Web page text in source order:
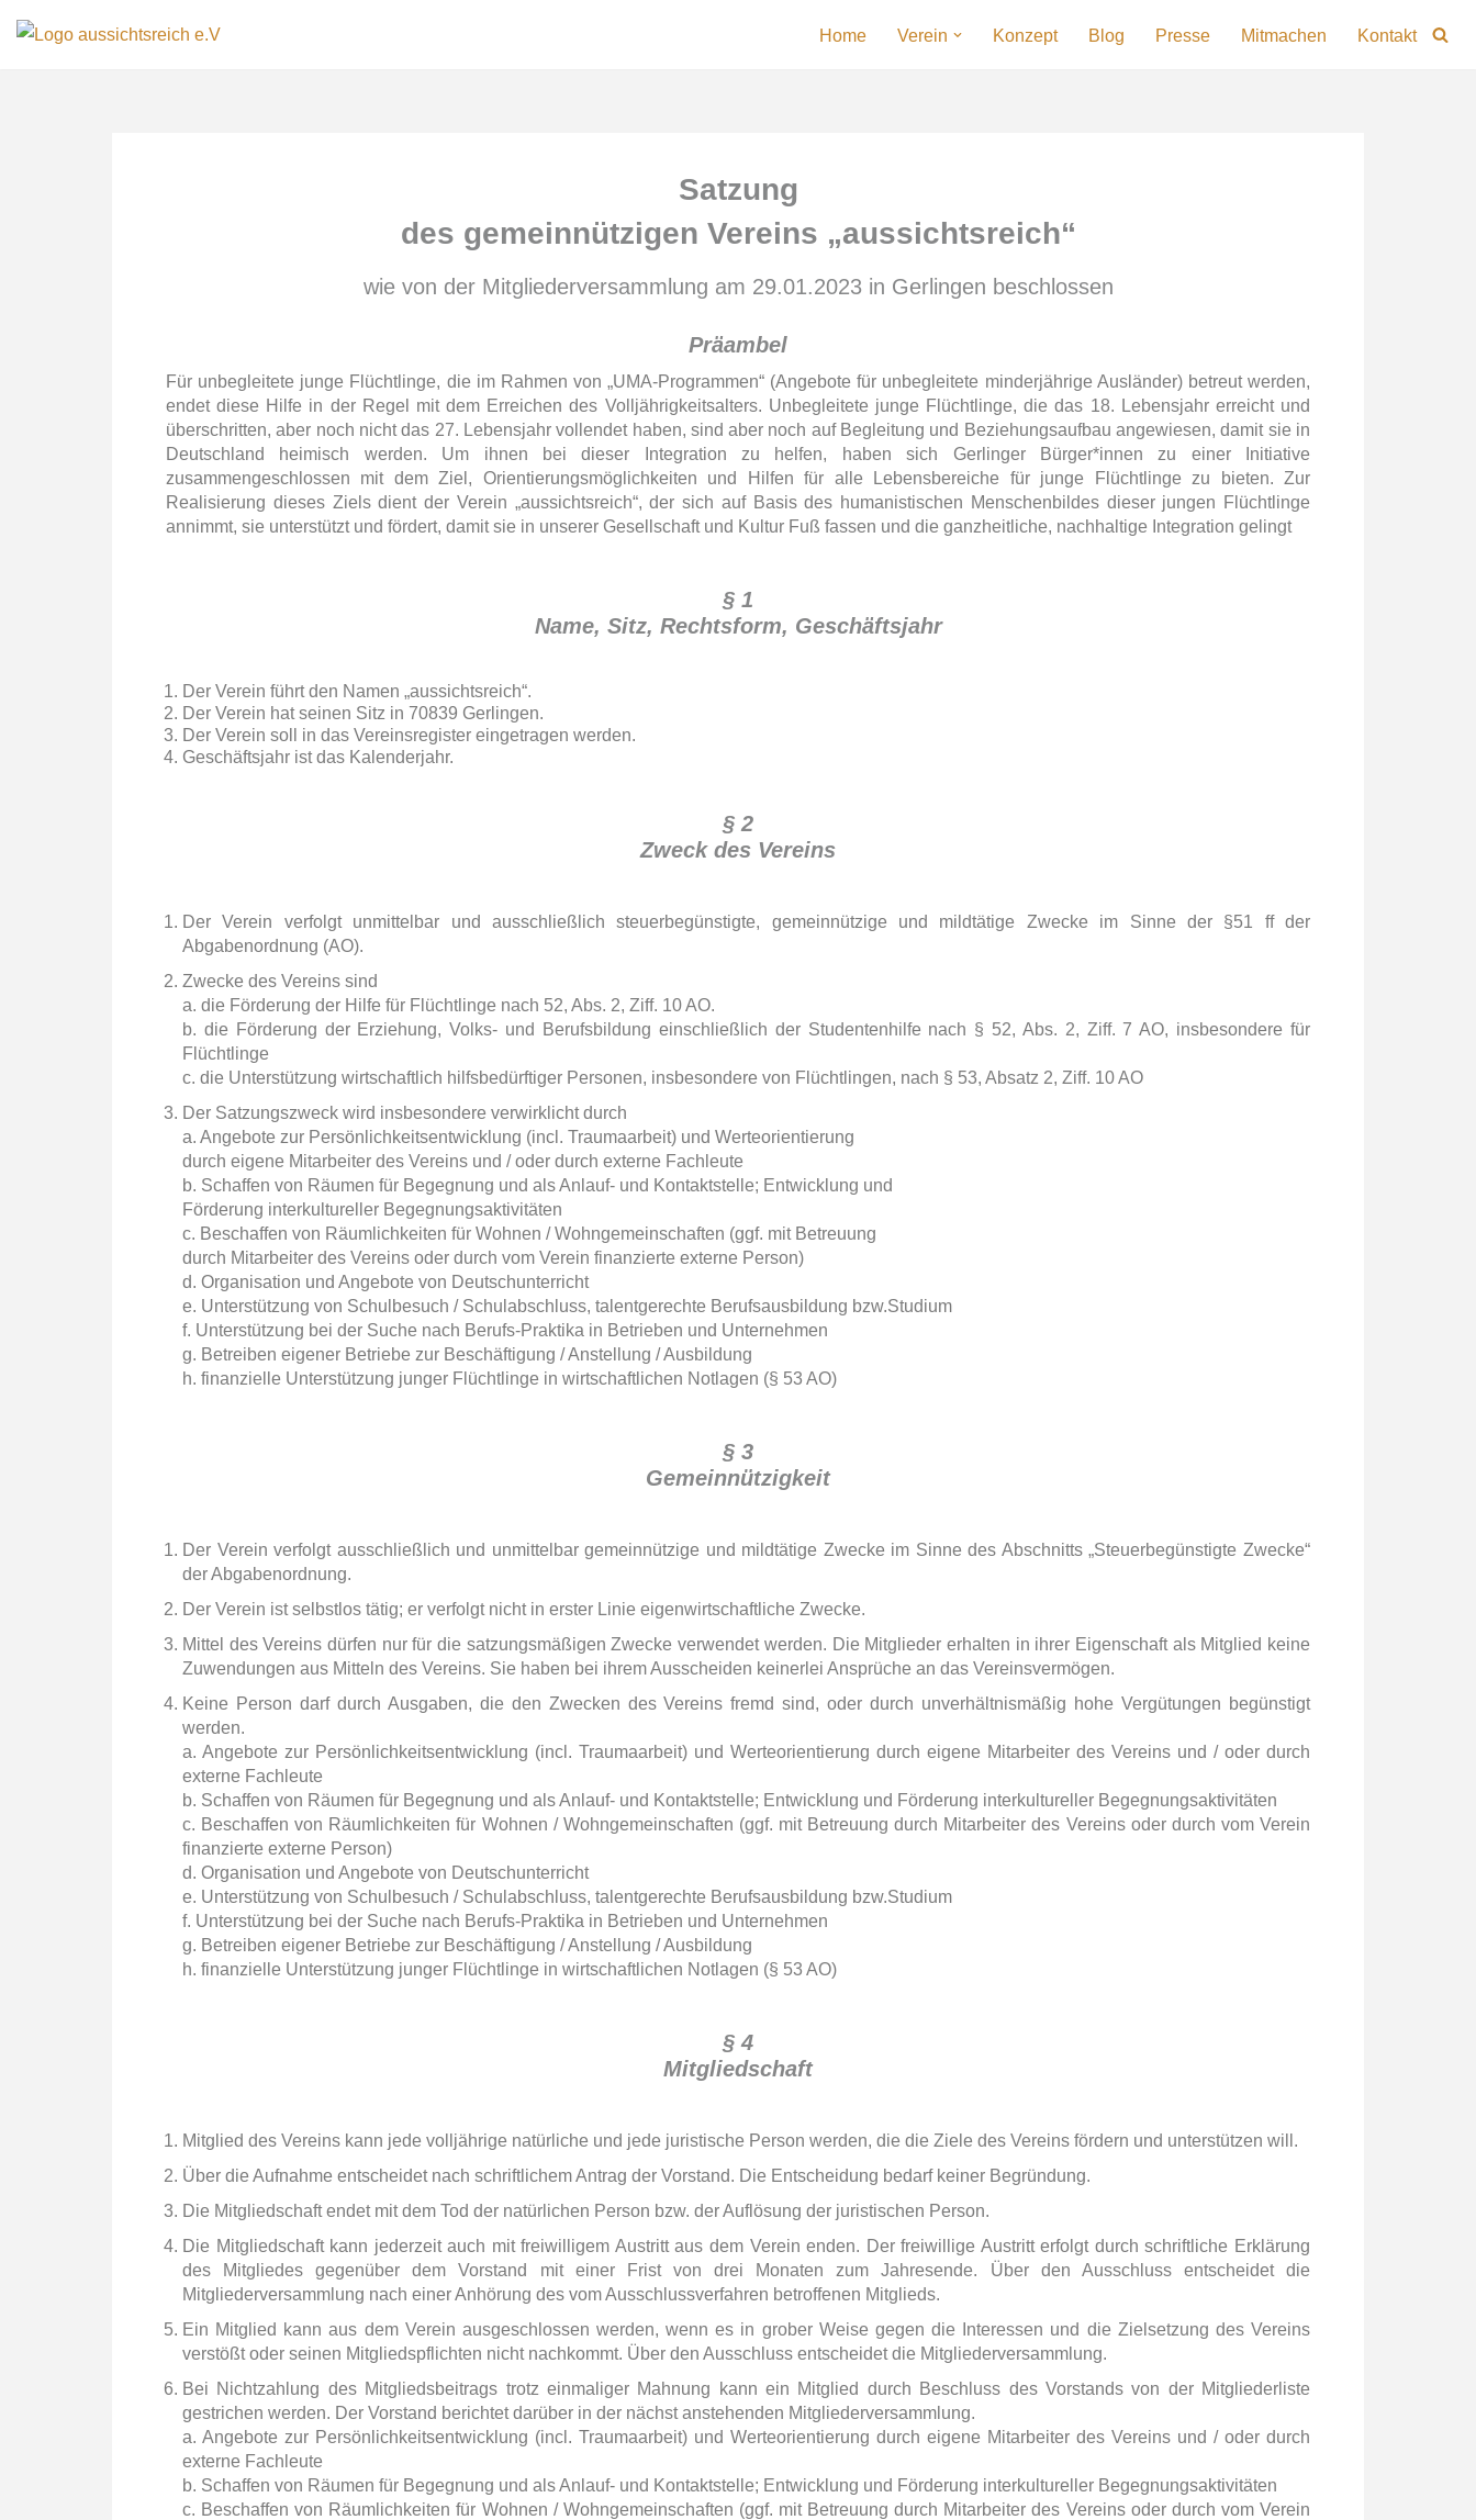
Home Verein Konzept Blog Presse Mitmachen Kontakt
Satzung
des gemeinnützigen Vereins „aussichtsreich“
wie von der Mitgliederversammlung am 29.01.2023 in Gerlingen beschlossen
Präambel
Für unbegleitete junge Flüchtlinge, die im Rahmen von „UMA-Programmen“ (Angebote für unbegleitete minderjährige Ausländer) betreut werden,
endet diese Hilfe in der Regel mit dem Erreichen des Volljährigkeitsalters. Unbegleitete junge Flüchtlinge, die das 18. Lebensjahr erreicht und
überschritten, aber noch nicht das 27. Lebensjahr vollendet haben, sind aber noch auf Begleitung und Beziehungsaufbau angewiesen, damit sie in
Deutschland heimisch werden. Um ihnen bei dieser Integration zu helfen, haben sich Gerlinger Bürger*innen zu einer Initiative
zusammengeschlossen mit dem Ziel, Orientierungsmöglichkeiten und Hilfen für alle Lebensbereiche für junge Flüchtlinge zu bieten. Zur
Realisierung dieses Ziels dient der Verein „aussichtsreich“, der sich auf Basis des humanistischen Menschenbildes dieser jungen Flüchtlinge
annimmt, sie unterstützt und fördert, damit sie in unserer Gesellschaft und Kultur Fuß fassen und die ganzheitliche, nachhaltige Integration gelingt
§ 1
Name, Sitz, Rechtsform, Geschäftsjahr
Der Verein führt den Namen „aussichtsreich“.
Der Verein hat seinen Sitz in 70839 Gerlingen.
Der Verein soll in das Vereinsregister eingetragen werden.
Geschäftsjahr ist das Kalenderjahr.
§ 2
Zweck des Vereins
Der Verein verfolgt unmittelbar und ausschließlich steuerbegünstigte, gemeinnützige und mildtätige Zwecke im Sinne der §51 ff der
Abgabenordnung (AO).
Zwecke des Vereins sind
a. die Förderung der Hilfe für Flüchtlinge nach 52, Abs. 2, Ziff. 10 AO.
b. die Förderung der Erziehung, Volks- und Berufsbildung einschließlich der Studentenhilfe nach § 52, Abs. 2, Ziff. 7 AO, insbesondere für
Flüchtlinge
c. die Unterstützung wirtschaftlich hilfsbedürftiger Personen, insbesondere von Flüchtlingen, nach § 53, Absatz 2, Ziff. 10 AO
Der Satzungszweck wird insbesondere verwirklicht durch
a. Angebote zur Persönlichkeitsentwicklung (incl. Traumaarbeit) und Werteorientierung
durch eigene Mitarbeiter des Vereins und / oder durch externe Fachleute
b. Schaffen von Räumen für Begegnung und als Anlauf- und Kontaktstelle; Entwicklung und
Förderung interkultureller Begegnungsaktivitäten
c. Beschaffen von Räumlichkeiten für Wohnen / Wohngemeinschaften (ggf. mit Betreuung
durch Mitarbeiter des Vereins oder durch vom Verein finanzierte externe Person)
d. Organisation und Angebote von Deutschunterricht
e. Unterstützung von Schulbesuch / Schulabschluss, talentgerechte Berufsausbildung bzw.Studium
f. Unterstützung bei der Suche nach Berufs-Praktika in Betrieben und Unternehmen
g. Betreiben eigener Betriebe zur Beschäftigung / Anstellung / Ausbildung
h. finanzielle Unterstützung junger Flüchtlinge in wirtschaftlichen Notlagen (§ 53 AO)
§ 3
Gemeinnützigkeit
Der Verein verfolgt ausschließlich und unmittelbar gemeinnützige und mildtätige Zwecke im Sinne des Abschnitts „Steuerbegünstigte Zwecke“
der Abgabenordnung.
Der Verein ist selbstlos tätig; er verfolgt nicht in erster Linie eigenwirtschaftliche Zwecke.
Mittel des Vereins dürfen nur für die satzungsmäßigen Zwecke verwendet werden. Die Mitglieder erhalten in ihrer Eigenschaft als Mitglied keine
Zuwendungen aus Mitteln des Vereins. Sie haben bei ihrem Ausscheiden keinerlei Ansprüche an das Vereinsvermögen.
Keine Person darf durch Ausgaben, die den Zwecken des Vereins fremd sind, oder durch unverhältnismäßig hohe Vergütungen begünstigt
werden.
a. Angebote zur Persönlichkeitsentwicklung (incl. Traumaarbeit) und Werteorientierung durch eigene Mitarbeiter des Vereins und / oder durch
externe Fachleute
b. Schaffen von Räumen für Begegnung und als Anlauf- und Kontaktstelle; Entwicklung und Förderung interkultureller Begegnungsaktivitäten
c. Beschaffen von Räumlichkeiten für Wohnen / Wohngemeinschaften (ggf. mit Betreuung durch Mitarbeiter des Vereins oder durch vom Verein
finanzierte externe Person)
d. Organisation und Angebote von Deutschunterricht
e. Unterstützung von Schulbesuch / Schulabschluss, talentgerechte Berufsausbildung bzw.Studium
f. Unterstützung bei der Suche nach Berufs-Praktika in Betrieben und Unternehmen
g. Betreiben eigener Betriebe zur Beschäftigung / Anstellung / Ausbildung
h. finanzielle Unterstützung junger Flüchtlinge in wirtschaftlichen Notlagen (§ 53 AO)
§ 4
Mitgliedschaft
Mitglied des Vereins kann jede volljährige natürliche und jede juristische Person werden, die die Ziele des Vereins fördern und unterstützen will.
Über die Aufnahme entscheidet nach schriftlichem Antrag der Vorstand. Die Entscheidung bedarf keiner Begründung.
Die Mitgliedschaft endet mit dem Tod der natürlichen Person bzw. der Auflösung der juristischen Person.
Die Mitgliedschaft kann jederzeit auch mit freiwilligem Austritt aus dem Verein enden. Der freiwillige Austritt erfolgt durch schriftliche Erklärung
des Mitgliedes gegenüber dem Vorstand mit einer Frist von drei Monaten zum Jahresende. Über den Ausschluss entscheidet die
Mitgliederversammlung nach einer Anhörung des vom Ausschlussverfahren betroffenen Mitglieds.
Ein Mitglied kann aus dem Verein ausgeschlossen werden, wenn es in grober Weise gegen die Interessen und die Zielsetzung des Vereins
verstößt oder seinen Mitgliedspflichten nicht nachkommt. Über den Ausschluss entscheidet die Mitgliederversammlung.
Bei Nichtzahlung des Mitgliedsbeitrags trotz einmaliger Mahnung kann ein Mitglied durch Beschluss des Vorstands von der Mitgliederliste
gestrichen werden. Der Vorstand berichtet darüber in der nächst anstehenden Mitgliederversammlung.
a. Angebote zur Persönlichkeitsentwicklung (incl. Traumaarbeit) und Werteorientierung durch eigene Mitarbeiter des Vereins und / oder durch
externe Fachleute
b. Schaffen von Räumen für Begegnung und als Anlauf- und Kontaktstelle; Entwicklung und Förderung interkultureller Begegnungsaktivitäten
c. Beschaffen von Räumlichkeiten für Wohnen / Wohngemeinschaften (ggf. mit Betreuung durch Mitarbeiter des Vereins oder durch vom Verein